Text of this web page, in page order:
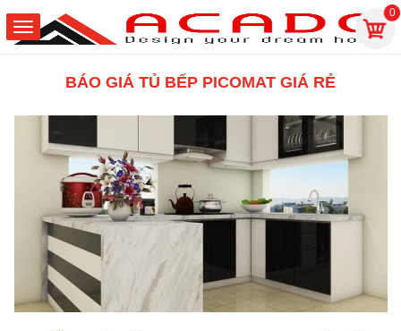
0
BÁO GIÁ TỦ BẾP PICOMAT GIÁ RẺ